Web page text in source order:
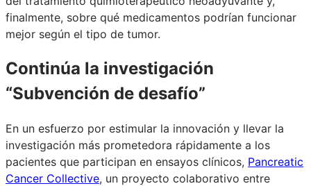
finalmente, sobre qué medicamentos podrían funcionar
mejor según el tipo de tumor.
Continúa la investigación
“Subvención de desafío”
En un esfuerzo por estimular la innovación y llevar la
investigación más prometedora rápidamente a los
pacientes que participan en ensayos clínicos, Pancreatic
Cancer Collective, un proyecto colaborativo entre